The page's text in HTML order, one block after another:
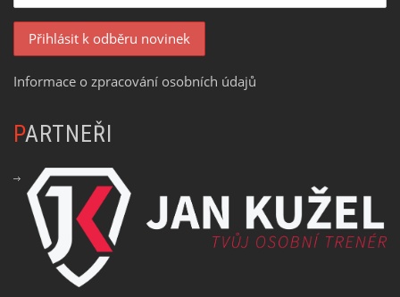
Informace o zpracování osobních údajů
PARTNEŘI